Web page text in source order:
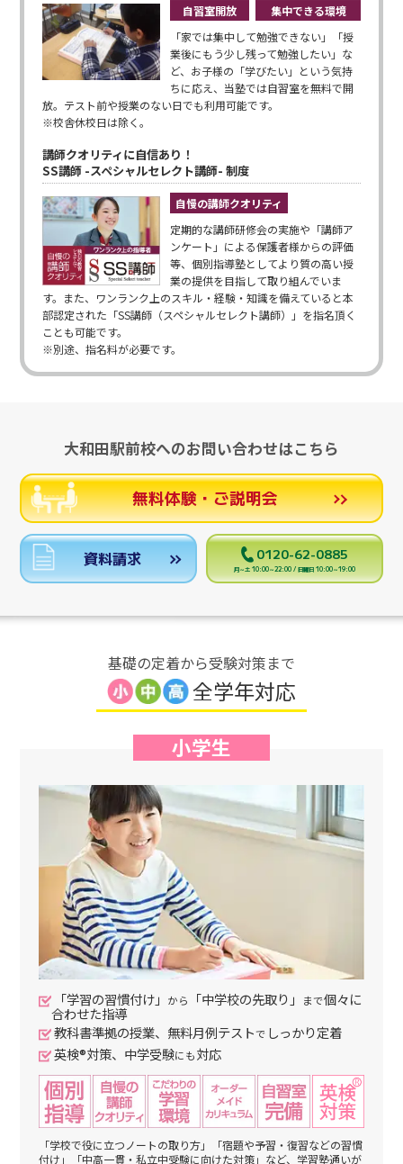
自習室開放
集中できる環境
「家では集中して勉強できない」「授
業後にもう少し残って勉強したい」な
ど、お子様の「学びたい」という気持
ちに応え、当塾では自習室を無料で開
放。テスト前や授業のない日でも利用可能です。
※校舎休校日は除く。
講師クオリティに自信あり！
SS講師 -スペシャルセレクト講師- 制度
自慢の講師クオリティ
定期的な講師研修会の実施や「講師ア
ンケート」による保護者様からの評価
等、個別指導塾としてより質の高い授
業の提供を目指して取り組んでいま
す。また、ワンランク上のスキル・経験・知識を備えていると本
部認定された「SS講師（スペシャルセレクト講師）」を指名頂く
ことも可能です。
※別途、指名料が必要です。
大和田駅前校へのお問い合わせはこちら
無料体験・ご説明会
資料請求 0120-62-0885
月～土 10:00～22:00 / 日曜日 10:00～19:00
基礎の定着から受験対策まで
全学年対応
小学生
「学習の習慣付け」 から 「中学校の先取り」 まで個々に
合わせた指導
教科書準拠の授業、無料月例テストで しっかり定着
英検®対策、中学受験にも対応
「学校で役に立つノートの取り方」「宿題や予習・復習などの習慣
付け」「中高一貫・私立中受験に向けた対策」など、学習塾通いが